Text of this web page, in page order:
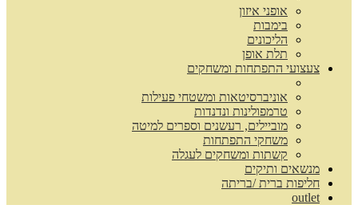
אופני איזון
בימבות
הליכונים
תלת אופן
צעצועי התפתחות ומשחקים
אוניברסיטאות ומשטחי פעילות
טרמפולינות ונדנדות
מוביילים, רעשנים וספרים למיטה
משחקי התפתחות
קשתות ומשחקים לעגלה
מנשאים ותיקים
חליפות ברית /בריתה
outlet